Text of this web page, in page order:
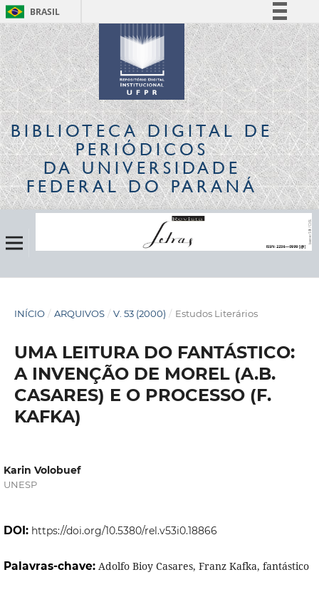
BRASIL
Simplifique!
Comunica BR
Participe
Acesso à informação
Legislação
Canais
BIBLIOTECA DIGITALDE
PERIÓDICOS
DA UNIVERSIDADE
FEDERAL DO PARANÁ
INÍCIO / ARQUIVOS / V. 53 (2000) / Estudos Literários
UMA LEITURA DO FANTÁSTICO:
A INVENÇÃO DE MOREL (A.B.
CASARES) E O PROCESSO (F.
KAFKA)
Karin Volobuef
UNESP
DOI: https://doi.org/10.5380/rel.v53i0.18866
Palavras-chave: Adolfo Bioy Casares, Franz Kafka, fantástico